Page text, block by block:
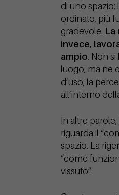
di uno spazio:
ordinato, più
gradevole. La
invece,
ampio. Non
luogo, ma ne
d’uso, la
all’interno
In altre
riguarda il
spazio. La
“come
vissuto”.